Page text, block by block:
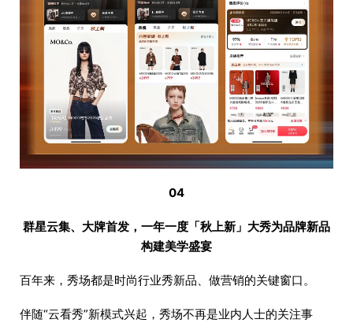
04
群星云集、大牌首发，一年一度「秋上新」大秀为品牌新品
构建美学盛宴
百年来，秀场都是时尚行业秀新品、做营销的关键窗口。
伴随“云看秀”新模式兴起，秀场不再是业内人士的关注事